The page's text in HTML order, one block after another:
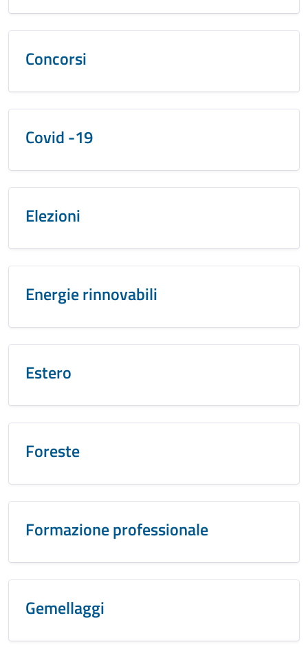
Concorsi
Covid -19
Elezioni
Energie rinnovabili
Estero
Foreste
Formazione professionale
Gemellaggi